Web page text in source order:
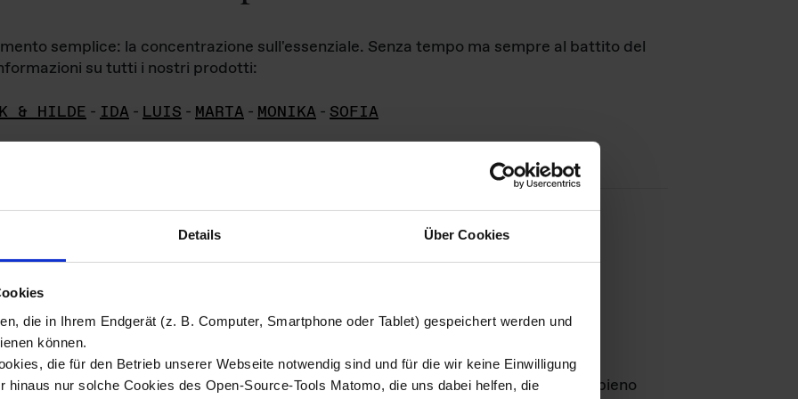
Details Über Cookies
die in Ihrem Endgerät (z. B. Computer, Smartphone oder Tablet) gespeichert werden und
können.
die für den Betrieb unserer Webseite notwendig sind und für die wir keine Einwilligung
hinaus nur solche Cookies des Open-Source-Tools Matomo, die uns dabei helfen, die
semplice: la concentrazione sull'essenziale. Senza tempo ma sempre al battito del
su tutti i nostri prodotti:
& HILDE - IDA - LUIS - MARTA - MONIKA - SOFIA
di immagini
materiale fotografico sono detenuti daDas ganze LebenGmbH e rimangono in pieno